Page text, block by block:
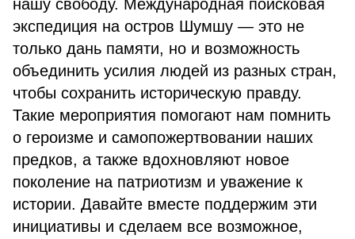
нашу свободу. Международная поисковая
экспедиция на остров Шумшу — это не
только дань памяти, но и возможность
объединить усилия людей из разных стран,
чтобы сохранить историческую правду.
Такие мероприятия помогают нам помнить
о героизме и самопожертвовании наших
предков, а также вдохновляют новое
поколение на патриотизм и уважение к
истории. Давайте вместе поддержим эти
инициативы и сделаем все возможное,